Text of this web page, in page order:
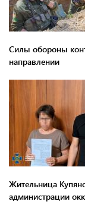
Силы обороны
направлении
Жительница
администрации